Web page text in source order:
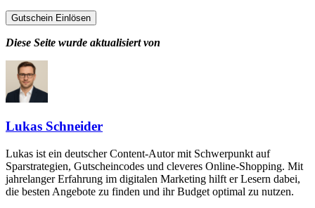
Gutschein Einlösen
Diese Seite wurde aktualisiert von
Lukas Schneider
Lukas ist ein deutscher Content-Autor mit Schwerpunkt auf
Sparstrategien, Gutscheincodes und cleveres Online-Shopping. Mit
jahrelanger Erfahrung im digitalen Marketing hilft er Lesern dabei,
die besten Angebote zu finden und ihr Budget optimal zu nutzen.